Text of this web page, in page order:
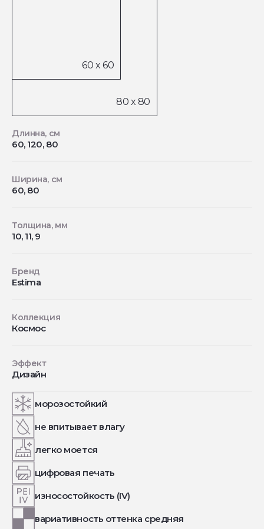
Длинна, см
60, 120, 80
Ширина, см
60, 80
Толщина, мм
10, 11, 9
Бренд
Estima
Коллекция
Космос
Эффект
Дизайн
морозостойкий
не впитывает влагу
легко моется
цифровая печать
износостойкость (IV)
вариативность оттенка средняя